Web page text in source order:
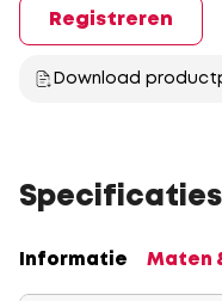
Registreren
Download
Specificaties
Informatie Maten